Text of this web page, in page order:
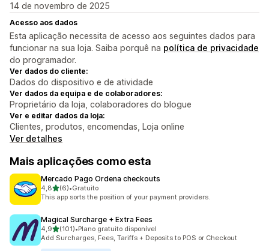
14 de novembro de 2025
Acesso aos dados
Esta aplicação necessita de acesso aos seguintes dados para
funcionar na sua loja. Saiba porquê na política de privacidade
do programador.
Ver dados do cliente:
Dados do dispositivo e de atividade
Ver dados da equipa e de colaboradores:
Proprietário da loja, colaboradores do blogue
Ver e editar dados da loja:
Clientes, produtos, encomendas, Loja online
Ver detalhes
Mais aplicações como esta
Mercado Pago Ordena checkouts
4,8de 5 estrelas
(6)
6 total de avaliações
•Gratuito
This app sorts the position of your payment providers.
Magical Surcharge + Extra Fees
4,9de 5 estrelas
(101)
101 total de avaliações
•Plano gratuito disponível
Add Surcharges, Fees, Tariffs + Deposits to POS or Checkout